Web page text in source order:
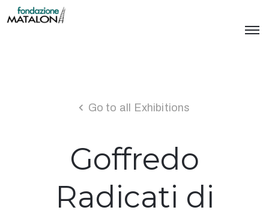
Go to all Exhibitions
Goffredo
Radicati di